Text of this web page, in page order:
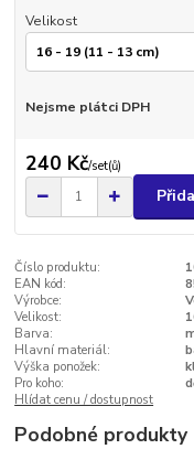
Velikost
Nejsme plátci DPH
240 Kč/set(ů)
Číslo produktu:
EAN kód:
Výrobce:
Velikost:
Barva:
Hlavní materiál:
Výška ponožek:
Pro koho:
Hlídat cenu / dostupnost
Podobné produkty